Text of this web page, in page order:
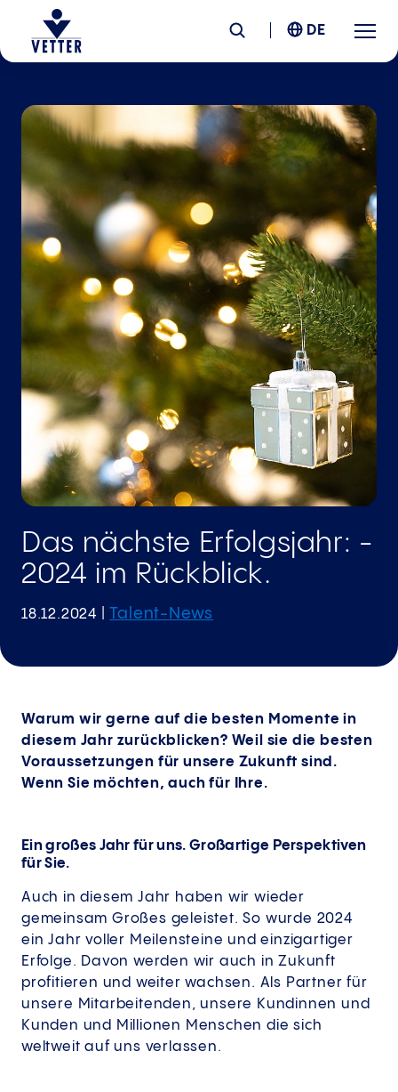
Unternehmen
Verantwortung
Services
Standorte
News & Insights
Karriere
DE
Das nächste Erfolgsjahr: ­
2024 im Rückblick.
18.12.2024 Talent-News
Warum wir gerne auf die besten Momente in
diesem Jahr zurückblicken? Weil sie die besten
Voraussetzungen für unsere Zukunft sind.
Wenn Sie möchten, auch für Ihre.
Ein großes Jahr für uns. Großartige Perspektiven
für Sie.
Auch in diesem Jahr haben wir wieder
gemeinsam Großes geleistet. So wurde 2024
ein Jahr voller Meilensteine und einzigartiger
Erfolge. Davon werden wir auch in Zukunft
profitieren und weiter wachsen. Als Partner für
unsere Mitarbeitenden, unsere Kundinnen und
Kunden und Millionen Menschen die sich
weltweit auf uns verlassen.